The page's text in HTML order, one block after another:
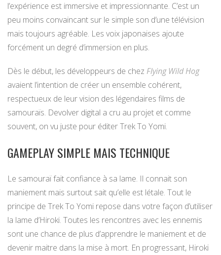
l’expérience est immersive et impressionnante. C’est un
peu moins convaincant sur le simple son d’une télévision
mais toujours agréable. Les voix japonaises ajoute
forcément un degré d’immersion en plus.
Dès le début, les développeurs de chez Flying Wild Hog
avaient l’intention de créer un ensemble cohérent,
respectueux de leur vision des légendaires films de
samouraïs. Devolver digital a cru au projet et comme
souvent, on vu juste pour éditer Trek To Yomi.
GAMEPLAY SIMPLE MAIS TECHNIQUE
Le samouraï fait confiance à sa lame. Il connait son
maniement mais surtout sait qu’elle est létale. Tout le
principe de Trek To Yomi repose dans votre façon d’utiliser
la lame d’Hiroki. Toutes les rencontres avec les ennemis
sont une chance de plus d’apprendre le maniement et de
devenir maitre dans la mise à mort. En progressant, Hiroki